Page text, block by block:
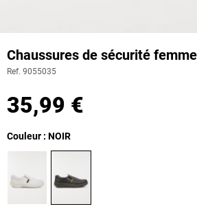
Chaussures de sécurité
Ref. 9055035
35,99 €
Couleur : NOIR